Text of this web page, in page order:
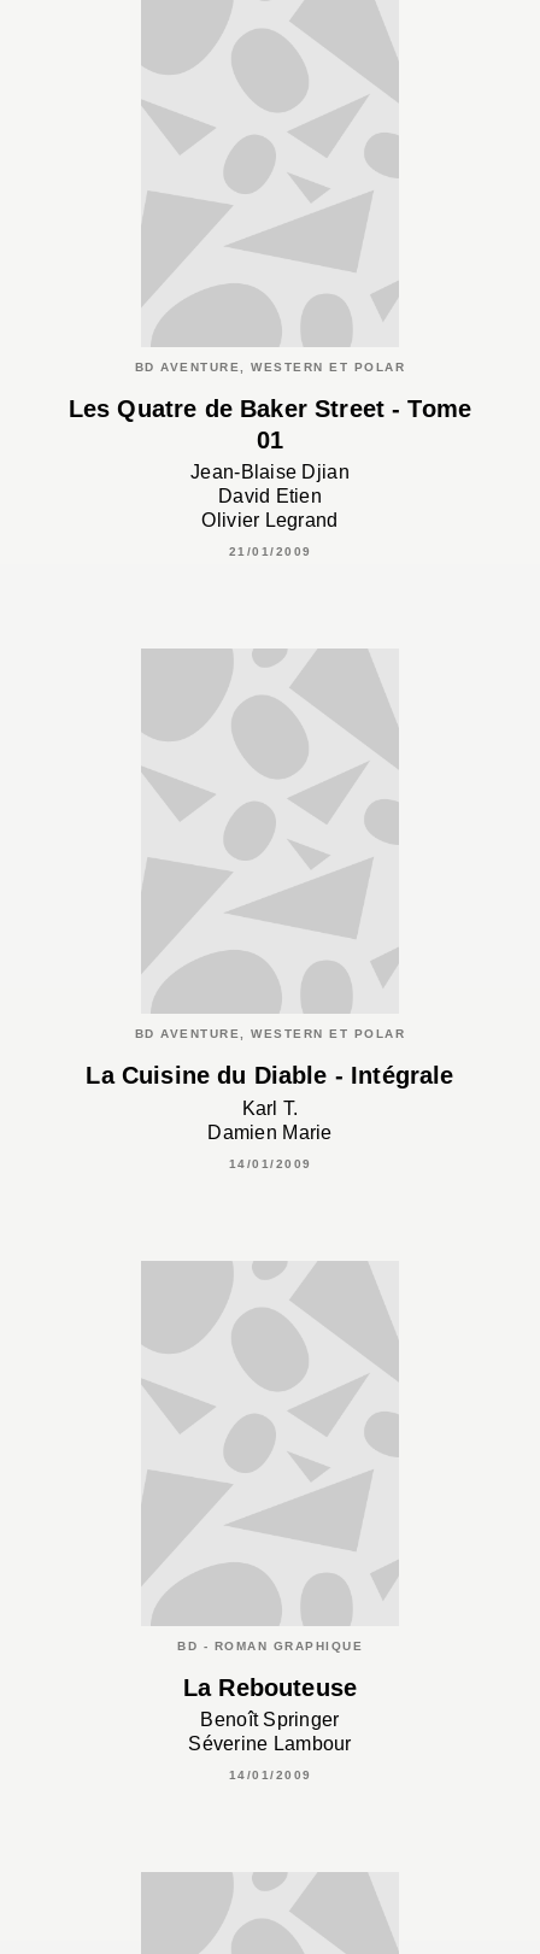
BD AVENTURE, WESTERN ET POLAR
Les Quatre de Baker Street - Tome
01
Jean-Blaise Djian
David Etien
Olivier Legrand
21/01/2009
BD AVENTURE, WESTERN ET POLAR
La Cuisine du Diable - Intégrale
Karl T.
Damien Marie
14/01/2009
BD - ROMAN GRAPHIQUE
La Rebouteuse
Benoît Springer
Séverine Lambour
14/01/2009